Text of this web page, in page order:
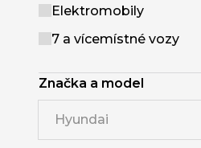
Elektromobily
7 a vícemístné vozy
Značka a model
Hyundai